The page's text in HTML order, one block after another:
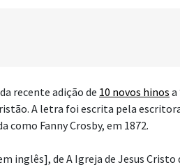
recente adição de 10 novos hinos a
A letra foi escrita pela
como Fanny Crosby, em 1872.
inglês], de A Igreja de Jesus Cristo